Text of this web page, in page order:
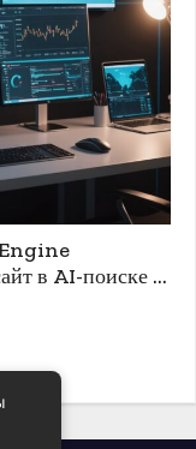
в AI-поиске и